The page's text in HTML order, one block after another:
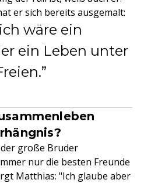
er sich bereits ausgemalt:
wäre ein
ein Leben unter
der große Bruder
nur die besten Freunde
Matthias: "Ich glaube aber